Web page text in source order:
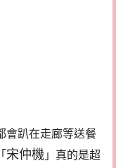
會趴在走廊等送餐
宋仲機 」真的是超